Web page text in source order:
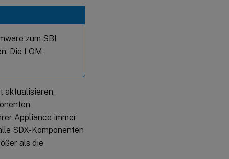
zum SBI
Die LOM-
aktualisieren,
Appliance immer
SDX-Komponenten
als die